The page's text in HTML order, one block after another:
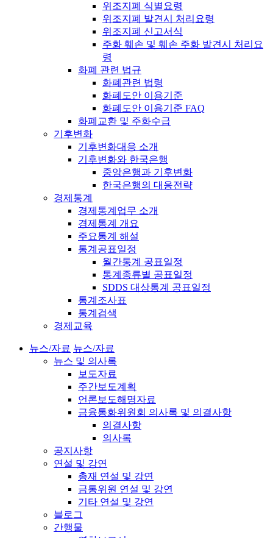
위조지폐 식별요령
위조지폐 발견시 처리요령
위조지폐 신고서식
주화 훼손 및 훼손 주화 발견시 처리요
령
화폐 관련 법규
화폐관련 법령
화폐도안 이용기준
화폐도안 이용기준 FAQ
화폐교환 및 주화수급
기후변화
기후변화대응 소개
기후변화와 한국은행
중앙은행과 기후변화
한국은행의 대응전략
경제통계
경제통계업무 소개
경제통계 개요
주요통계 해설
통계공표일정
월간통계 공표일정
통계종류별 공표일정
SDDS 대상통계 공표일정
통계조사표
통계검색
경제교육
뉴스/자료 뉴스/자료
뉴스 및 의사록
보도자료
주간보도계획
언론보도해명자료
금융통화위원회 의사록 및 의결사항
의결사항
의사록
공지사항
연설 및 강연
총재 연설 및 강연
금통위원 연설 및 강연
기타 연설 및 강연
블로그
간행물